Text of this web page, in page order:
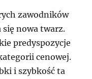
zawodników
nowa twarz.
predyspozycje
cenowej.
i szybkość ta